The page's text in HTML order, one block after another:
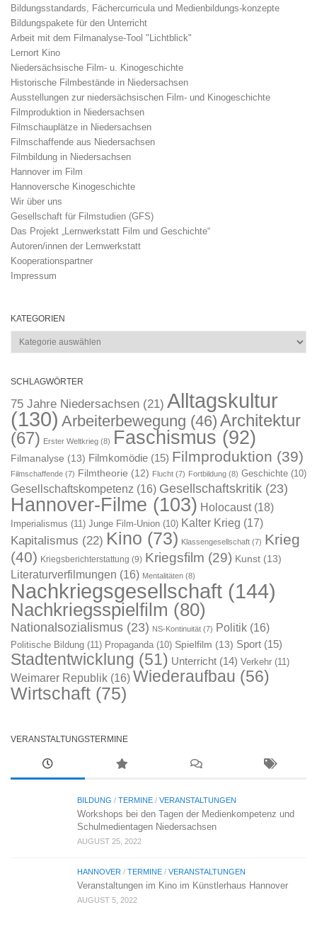
Bildungsstandards, Fächercurricula und Medienbildungs-konzepte
Bildungspakete für den Unterricht
Arbeit mit dem Filmanalyse-Tool "Lichtblick"
Lernort Kino
Niedersächsische Film- u. Kinogeschichte
Historische Filmbestände in Niedersachsen
Ausstellungen zur niedersächsischen Film- und Kinogeschichte
Filmproduktion in Niedersachsen
Filmschauplätze in Niedersachsen
Filmschaffende aus Niedersachsen
Filmbildung in Niedersachsen
Hannover im Film
Hannoversche Kinogeschichte
Wir über uns
Gesellschaft für Filmstudien (GFS)
Das Projekt „Lernwerkstatt Film und Geschichte“
Autoren/innen der Lernwerkstatt
Kooperationspartner
Impressum
KATEGORIEN
Kategorien
SCHLAGWÖRTER
75 Jahre Niedersachsen (21) Alltagskultur
(130) Arbeiterbewegung (46) Architektur
(67) Erster Weltkrieg (8) Faschismus (92)
Filmanalyse (13) Filmkomödie (15) Filmproduktion (39)
Filmschaffende (7) Filmtheorie (12) Flucht (7) Fortbildung (8) Geschichte (10)
Gesellschaftskompetenz (16) Gesellschaftskritik (23)
Hannover-Filme (103) Holocaust(18)
Imperialismus (11) Junge Film-Union (10) Kalter Krieg (17)
Kapitalismus (22) Kino (73) Klassengesellschaft (7) Krieg
(40) Kriegsberichterstattung (9) Kriegsfilm (29) Kunst (13)
Literaturverfilmungen (16) Mentalitäten (8)
Nachkriegsgesellschaft (144)
Nachkriegsspielfilm (80)
Nationalsozialismus (23) NS-Kontinuität (7) Politik (16)
Politische Bildung (11) Propaganda (10) Spielfilm (13) Sport (15)
Stadtentwicklung (51) Unterricht (14) Verkehr (11)
Weimarer Republik (16) Wiederaufbau (56)
Wirtschaft (75)
VERANSTALTUNGSTERMINE
BILDUNG / TERMINE / VERANSTALTUNGEN
Workshops bei den Tagen der Medienkompetenz und
Schulmedientagen Niedersachsen
AUGUST 25, 2022
HANNOVER / TERMINE / VERANSTALTUNGEN
Veranstaltungen im Kino im Künstlerhaus Hannover
AUGUST 5, 2022